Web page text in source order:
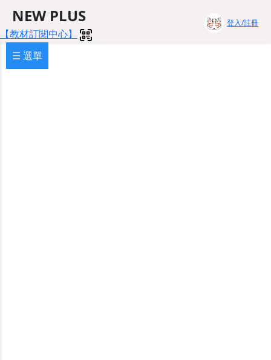
NEW PLUS
【教材訂閱中心】
登入/註冊
☰ 選單